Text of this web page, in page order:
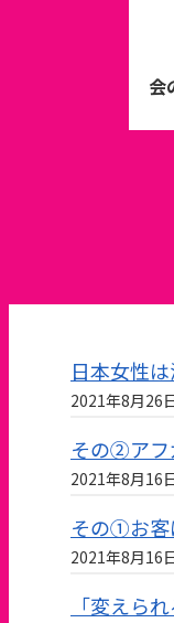
会
日本女性
2021年8月26
その②アフ
2021年8月16
その①お客
2021年8月16
「変えら